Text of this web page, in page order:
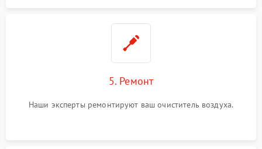
5. Ремонт
Наши эксперты ремонтируют ваш очиститель воздуха.